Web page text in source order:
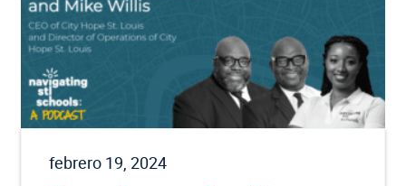
febrero 19, 2024